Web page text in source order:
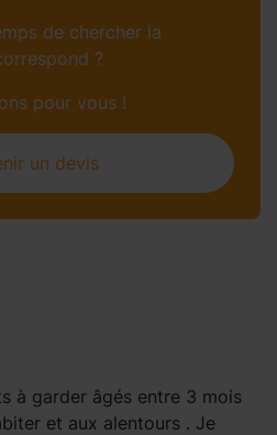
à garder âgés entre 3 mois
et aux alentours . Je
de chercher la
?
pour vous !
un devis